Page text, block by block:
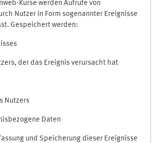
Kurse werden Aufrufe von
Nutzer in Form sogenannter Ereignisse
Gespeichert werden:
der das Ereignis verursacht hat
Nutzers
Daten
und Speicherung dieser Ereignisse